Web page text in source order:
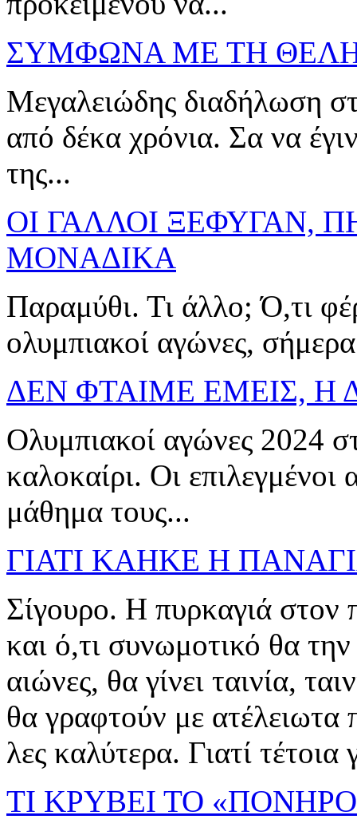
ΣΥΜΦΩΝΑ ΜΕ ΤΗ
Μεγαλειώδης διαδήλωση
από δέκα χρόνια. Σα να
της...
ΟΙ ΓΑΛΛΟΙ ΞΕΦΥΓΑΝ,
ΜΟΝΑΔΙΚΑ
Παραμύθι. Τι άλλο; Ό,τι
ολυμπιακοί αγώνες,
ΔΕΝ ΦΤΑΙΜΕ ΕΜΕΙΣ, Η
Ολυμπιακοί αγώνες 2024
καλοκαίρι. Οι επιλεγμένοι
μάθημα τους...
ΓΙΑΤΙ ΚΑΗΚΕ Η
Σίγουρο. Η πυρκαγιά στον
και ό,τι συνωμοτικό θα
αιώνες, θα γίνει ταινία,
θα γραφτούν με
λες καλύτερα. Γιατί τέτοια
ΤΙ ΚΡΥΒΕΙ ΤΟ